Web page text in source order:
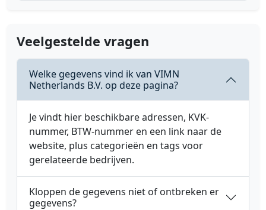
Veelgestelde vragen
Welke gegevens vind ik van VIMN
Netherlands B.V. op deze pagina?
Je vindt hier beschikbare adressen, KVK-
nummer, BTW-nummer en een link naar de
website, plus categorieën en tags voor
gerelateerde bedrijven.
Kloppen de gegevens niet of ontbreken er
gegevens?